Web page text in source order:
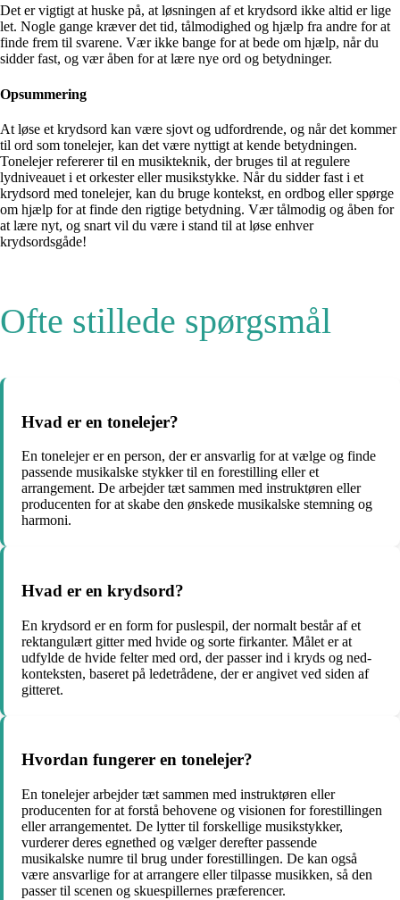
Det er vigtigt at huske på, at løsningen af et krydsord ikke altid er lige
let. Nogle gange kræver det tid, tålmodighed og hjælp fra andre for at
finde frem til svarene. Vær ikke bange for at bede om hjælp, når du
sidder fast, og vær åben for at lære nye ord og betydninger.
Opsummering
At løse et krydsord kan være sjovt og udfordrende, og når det kommer
til ord som tonelejer, kan det være nyttigt at kende betydningen.
Tonelejer refererer til en musikteknik, der bruges til at regulere
lydniveauet i et orkester eller musikstykke. Når du sidder fast i et
krydsord med tonelejer, kan du bruge kontekst, en ordbog eller spørge
om hjælp for at finde den rigtige betydning. Vær tålmodig og åben for
at lære nyt, og snart vil du være i stand til at løse enhver
krydsordsgåde!
Ofte stillede spørgsmål
Hvad er en tonelejer?
En tonelejer er en person, der er ansvarlig for at vælge og finde
passende musikalske stykker til en forestilling eller et
arrangement. De arbejder tæt sammen med instruktøren eller
producenten for at skabe den ønskede musikalske stemning og
harmoni.
Hvad er en krydsord?
En krydsord er en form for puslespil, der normalt består af et
rektangulært gitter med hvide og sorte firkanter. Målet er at
udfylde de hvide felter med ord, der passer ind i kryds og ned-
konteksten, baseret på ledetrådene, der er angivet ved siden af
gitteret.
Hvordan fungerer en tonelejer?
En tonelejer arbejder tæt sammen med instruktøren eller
producenten for at forstå behovene og visionen for forestillingen
eller arrangementet. De lytter til forskellige musikstykker,
vurderer deres egnethed og vælger derefter passende
musikalske numre til brug under forestillingen. De kan også
være ansvarlige for at arrangere eller tilpasse musikken, så den
passer til scenen og skuespillernes præferencer.